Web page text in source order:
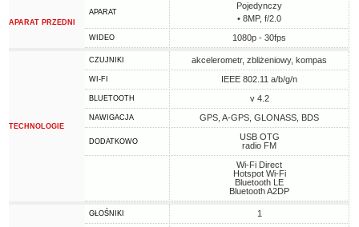
APARAT PRZEDNI
APARAT
Pojedynczy
• 8MP, f/2.0
WIDEO 1080p - 30fps
TECHNOLOGIE
CZUJNIKI akcelerometr, zbliżeniowy, kompas
WI-FI IEEE 802.11 a/b/g/n
BLUETOOTH v 4.2
NAWIGACJA GPS, A-GPS, GLONASS, BDS
DODATKOWO
USB OTG
radio FM
Wi-Fi Direct
Hotspot Wi-Fi
Bluetooth LE
Bluetooth A2DP
GŁOŚNIKI 1